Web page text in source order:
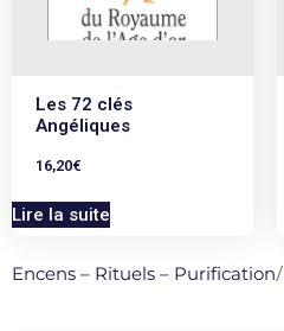
Les 72 clés
Angéliques
16,20€
Lire la suite
Encens – Rituels – Purification/